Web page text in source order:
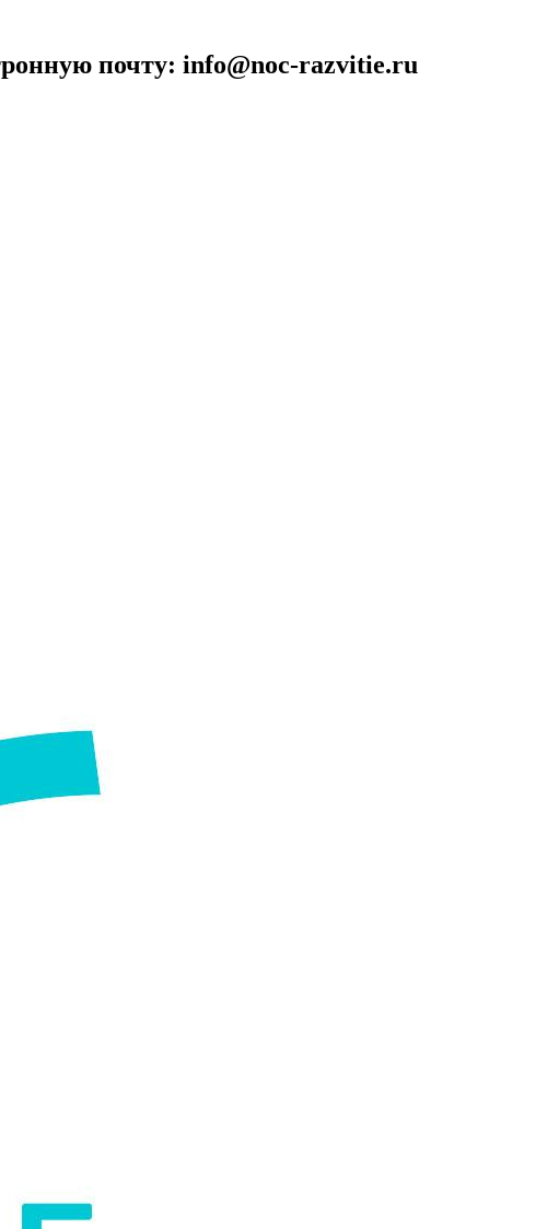
почту: info@noc-razvitie.ru